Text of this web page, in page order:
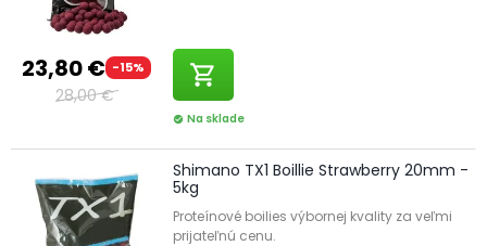
23,80 € -15%
28,00 €
shopping_cart
check_circle Na sklade
Shimano TX1 Boillie Strawberry 20mm -
5kg
Proteínové boilies výbornej kvality za veľmi
prijateľnú cenu.